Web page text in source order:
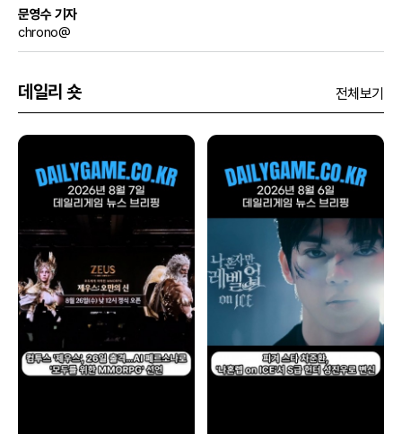
문영수 기자
chrono@
데일리 숏 전체보기